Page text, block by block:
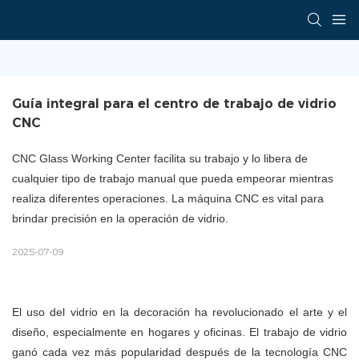
Guía integral para el centro de trabajo de vidrio
CNC
CNC Glass Working Center facilita su trabajo y lo libera de
cualquier tipo de trabajo manual que pueda empeorar mientras
realiza diferentes operaciones. La máquina CNC es vital para
brindar precisión en la operación de vidrio.
2025-07-09
El uso del vidrio en la decoración ha revolucionado el arte y el
diseño, especialmente en hogares y oficinas. El trabajo de vidrio
ganó cada vez más popularidad después de la tecnología CNC